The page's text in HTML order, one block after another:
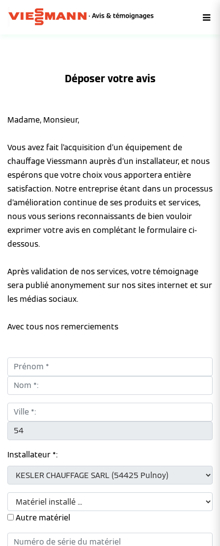
Déposer votre avis
Madame, Monsieur,
Vous avez fait l’acquisition d’un équipement de
chauffage Viessmann auprès d’un installateur, et nous
espérons que votre choix vous apportera entière
satisfaction. Notre entreprise étant dans un processus
d’amélioration continue de ses produits et services,
nous vous serions reconnaissants de bien vouloir
exprimer votre avis en complétant le formulaire ci-
dessous.
Après validation de nos services, votre témoignage
sera publié anonymement sur nos sites internet et sur
les médias sociaux.
Avec tous nos remerciements
Prénom *:
Nom *:
Ville *:
CP *:
Installateur *:
Autre matériel